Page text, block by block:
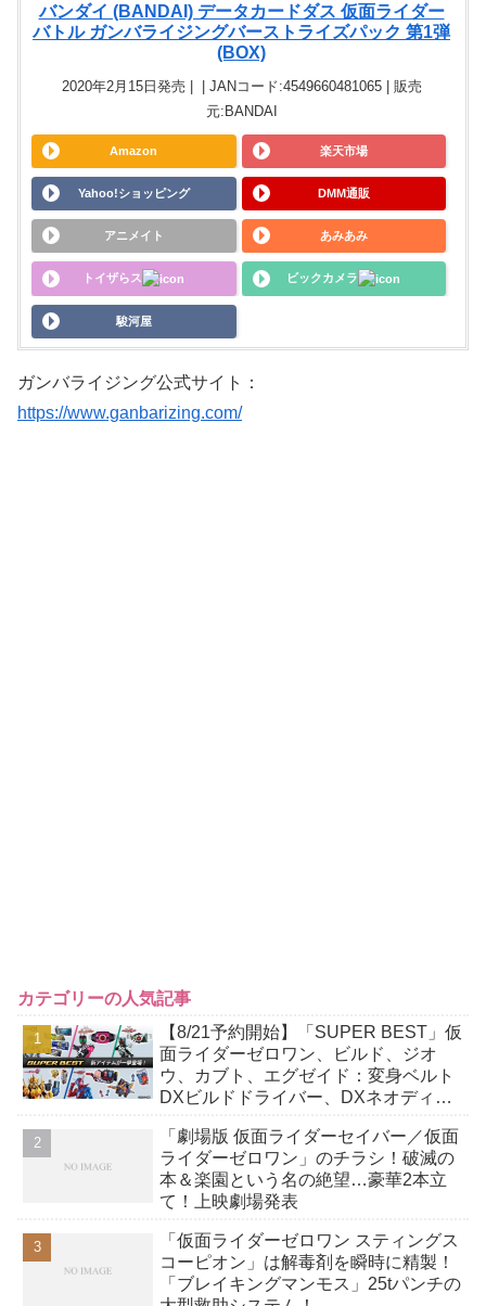
バンダイ (BANDAI) データカードダス 仮面ライダー
バトル ガンバライジングバーストライズパック 第1弾
(BOX)
2020年2月15日発売 | | JANコード:4549660481065 | 販売
元:BANDAI
Amazon 楽天市場
Yahoo!ショッピング DMM通販
アニメイト あみあみ
トイザらス ビックカメラ
駿河屋
ガンバライジング公式サイト：
https://www.ganbarizing.com/
カテゴリーの人気記事
【8/21予約開始】「SUPER BEST」仮
面ライダーゼロワン、ビルド、ジオ
ウ、カブト、エグゼイド：変身ベルト
DXビルドドライバー、DXネオディケ
か12点！
「劇場版 仮面ライダーセイバー／仮面
ライダーゼロワン」のチラシ！破滅の
本＆楽園という名の絶望…豪華2本立
て！上映劇場発表
「仮面ライダーゼロワン スティングス
コーピオン」は解毒剤を瞬時に精製！
「ブレイキングマンモス」25tパンチの